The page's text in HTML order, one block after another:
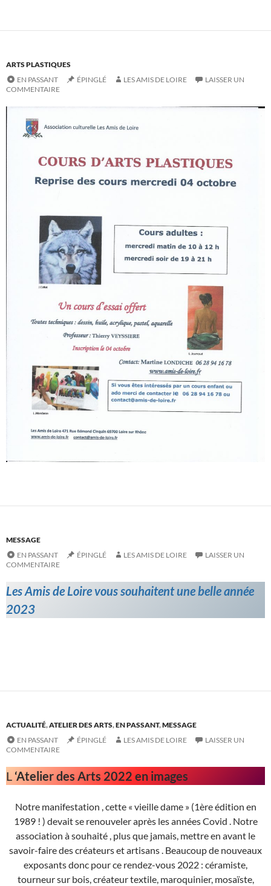
ARTS PLASTIQUES
EN PASSANT
ÉPINGLÉ LES AMIS DE LOIRE
LAISSER UN
COMMENTAIRE
MESSAGE
EN PASSANT
ÉPINGLÉ LES AMIS DE LOIRE
LAISSER UN
COMMENTAIRE
Les Amis de Loire vous souhaitent une belle année
2023
ACTUALITÉ,ATELIER DES ARTS,EN PASSANT,MESSAGE
EN PASSANT
ÉPINGLÉ LES AMIS DE LOIRE
LAISSER UN
COMMENTAIRE
L ‘Atelier des Arts 2022 en images
Notre manifestation , cette « vieille dame » (1ère édition en
1989 ! ) devait se renouveler après les années Covid . Notre
association à souhaité , plus que jamais, mettre en avant le
savoir-faire des créateurs et artisans . Beaucoup de nouveaux
exposants donc pour ce rendez-vous 2022 : céramiste,
tourneur sur bois, créateur textile, maroquinier, mosaïste,